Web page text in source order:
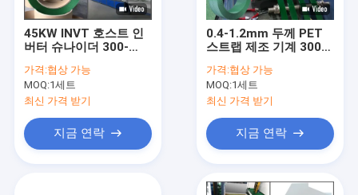
45KW INVT 호스트 인
버터 슈나이더 300-
스트랩 제조 기계
가격:협상 가능
MOQ:1세트
최신 가격 받기
지금 연락
0.4-1.2mm 두께 PET
스트랩 제조 기계 300-
가격:협상 가능
MOQ:1세트
최신 가격 받기
지금 연락